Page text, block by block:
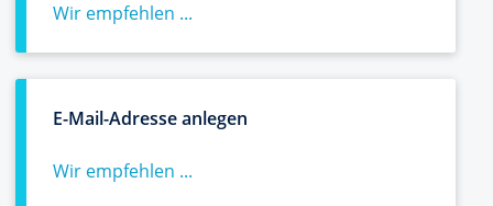
Wir empfehlen ...
E-Mail-Adresse anlegen
Wir empfehlen ...